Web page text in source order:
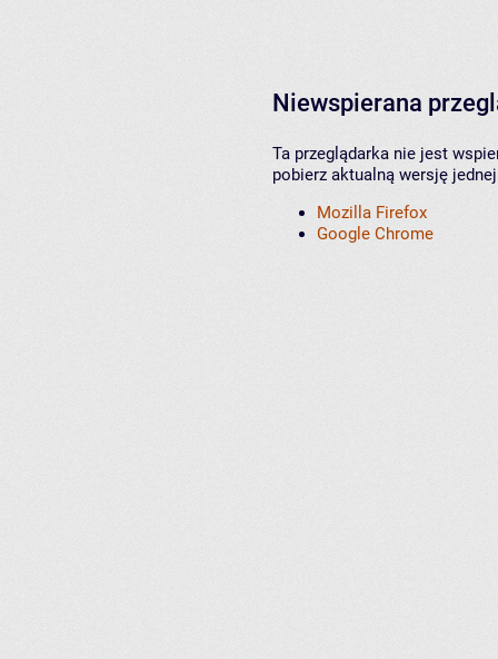
Niewspierana
Ta przeglądarka nie jest
pobierz aktualną wersję
Mozilla Firefox
Google Chrome